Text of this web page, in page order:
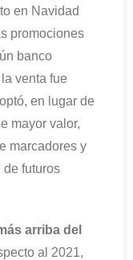
en Navidad
promociones
banco
venta fue
en lugar de
mayor valor,
marcadores y
de futuros
arriba del
al 2021,